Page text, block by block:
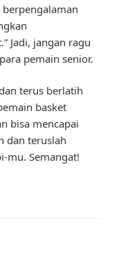
Jadi, jangan ragu
pemain senior.
terus berlatih
basket
bisa mencapai
dan teruslah
mu. Semangat!